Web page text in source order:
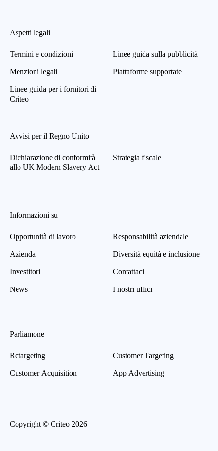
Aspetti legali
Termini e condizioni
Menzioni legali
Linee guida per i fornitori di
Criteo
Linee guida sulla pubblicità
Piattaforme supportate
Avvisi per il Regno Unito
Dichiarazione di conformità
allo UK Modern Slavery Act
Strategia fiscale
Informazioni su
Opportunità di lavoro
Azienda
Investitori
News
Responsabilità aziendale
Diversità equità e inclusione
Contattaci
I nostri uffici
Parliamone
Retargeting
Customer Acquisition
Customer Targeting
App Advertising
Copyright © Criteo 2026